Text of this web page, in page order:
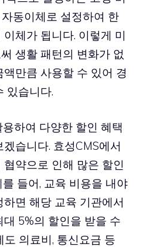
동이체로 설정하여 한
체가 됩니다. 이렇게 미
생활 패턴의 변화가 없
만큼 사용할 수 있어 경
있습니다.
하여 다양한 할인 혜택
습니다. 효성CMS에서
약으로 인해 많은 할인
들어, 교육 비용을 내야
면 해당 교육 기관에서
5%의 할인을 받을 수
도 의료비, 통신요금 등